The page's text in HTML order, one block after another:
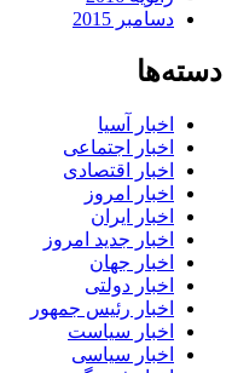
دسامبر 2015
دسته‌ها
اخبار آسیا
اخبار اجتماعی
اخبار اقتصادی
اخبار امروز
اخبار ایران
اخبار جدید امروز
اخبار جهان
اخبار دولتی
اخبار رئیس جمهور
اخبار سیاست
اخبار سیاسی